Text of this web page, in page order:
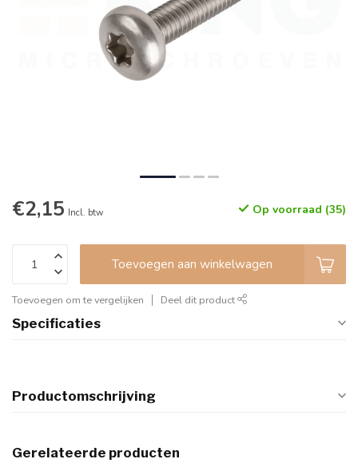
€2,15 Incl. btw Op voorraad (35)
Toevoegen aan winkelwagen
Toevoegen om te vergelijken Deel dit product
Specificaties
Productomschrijving
Gerelateerde producten